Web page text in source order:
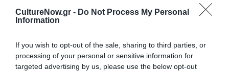
CultureNow.gr - Do Not Process My Personal
Information
If you wish to opt-out of the sale, sharing to third parties, or
processing of your personal or sensitive information for
targeted advertising by us, please use the below opt-out
πρώτη με την υπογραφή του Άκραμ Καν και τίτλο
εντυπωσιάζοντας τον θεατή όσες φορές και αν την έχει
δει στη σκηνή.